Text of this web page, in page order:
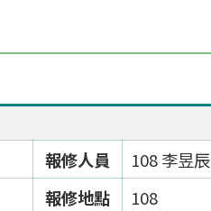
報修人員
108 李昱辰
報修地點
108